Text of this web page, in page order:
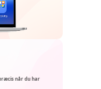
når du har